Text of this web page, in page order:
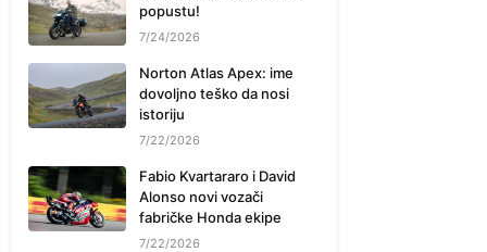
popustu!
7/24/2026
Norton Atlas Apex: ime
dovoljno teško da nosi
istoriju
7/22/2026
Fabio Kvartararo i David
Alonso novi vozači
fabričke Honda ekipe
7/22/2026